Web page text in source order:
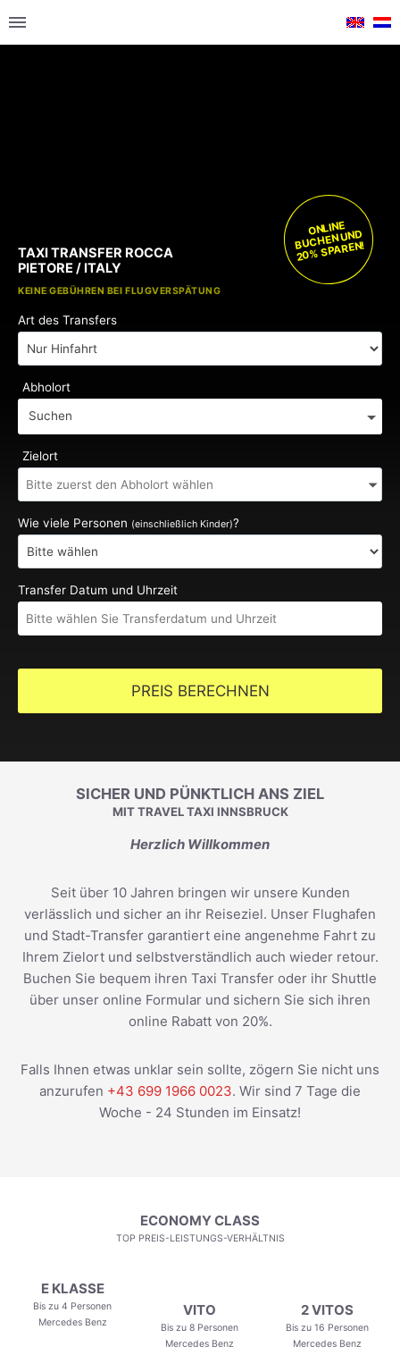
KOSTENLOSE KINDERSITZE
KEINE GEBÜHREN BEI FLUGVERSPÄTUNG
TAXI TRANSFER ROCCA
PIETORE / ITALY
ONLINE
BUCHEN UND
20% SPAREN!
Art des Transfers
Abholort
Suchen
Zielort
Wie viele Personen (einschließlich Kinder)?
Transfer Datum und Uhrzeit
PREIS BERECHNEN
SICHER UND PÜNKTLICH ANS ZIEL
MIT TRAVEL TAXI INNSBRUCK
Herzlich Willkommen
Seit über 10 Jahren bringen wir unsere Kunden
verlässlich und sicher an ihr Reiseziel. Unser Flughafen
und Stadt-Transfer garantiert eine angenehme Fahrt zu
Ihrem Zielort und selbstverständlich auch wieder retour.
Buchen Sie bequem ihren Taxi Transfer oder ihr Shuttle
über unser online Formular und sichern Sie sich ihren
online Rabatt von 20%.
Falls Ihnen etwas unklar sein sollte, zögern Sie nicht uns
anzurufen +43 699 1966 0023. Wir sind 7 Tage die
Woche - 24 Stunden im Einsatz!
ECONOMY CLASS
TOP PREIS-LEISTUNGS-VERHÄLTNIS
E KLASSE
Bis zu 4 Personen
Mercedes Benz
VITO
Bis zu 8 Personen
Mercedes Benz
2 VITOS
Bis zu 16 Personen
Mercedes Benz